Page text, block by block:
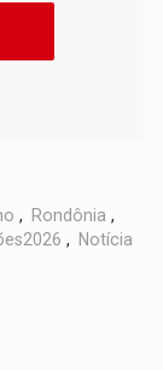
, Rondônia ,
, Notícia